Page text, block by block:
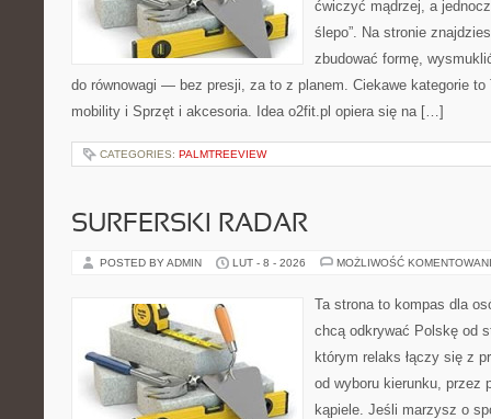
ćwiczyć mądrzej, a
ślepo”. Na stronie
zbudować formę,
do równowagi — bez presji, za to z planem. Ciekawe kategorie to
mobility i Sprzęt i akcesoria. Idea o2fit.pl opiera się na […]
CATEGORIES: PALMTREEVIEW
SURFERSKI RADAR
POSTED BY ADMIN LUT - 8 - 2026 MOŻLIWOŚĆ
Ta strona to kompas dla
chcą odkrywać Polskę od
którym relaks łączy się z
od wyboru kierunku, przez
kąpiele. Jeśli marzysz o